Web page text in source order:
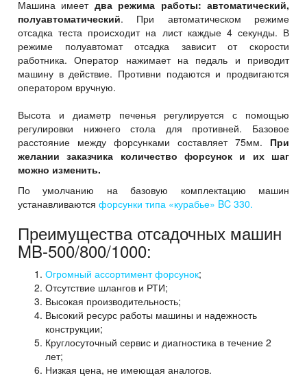
Машина имеет два режима работы: автоматический,
полуавтоматический. При автоматическом режиме
отсадка теста происходит на лист каждые 4 секунды. В
режиме полуавтомат отсадка зависит от скорости
работника. Оператор нажимает на педаль и приводит
машину в действие. Противни подаются и продвигаются
оператором вручную.
Высота и диаметр печенья регулируется с помощью
регулировки нижнего стола для противней. Базовое
расстояние между форсунками составляет 75мм. При
желании заказчика количество форсунок и их шаг
можно изменить.
По умолчанию на базовую комплектацию машин
устанавливаются форсунки типа «курабье» BC 330.
Преимущества отсадочных машин
MB-500/800/1000:
Огромный ассортимент форсунок;
Отсутствие шлангов и РТИ;
Высокая производительность;
Высокий ресурс работы машины и надежность
конструкции;
Круглосуточный сервис и диагностика в течение 2
лет;
Низкая цена, не имеющая аналогов.